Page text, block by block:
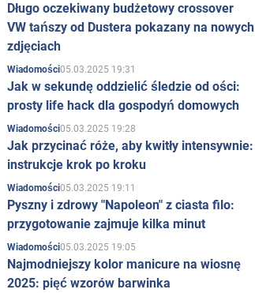
Długo oczekiwany budżetowy crossover
VW tańszy od Dustera pokazany na nowych
zdjęciach
Wiadomości05.03.2025 19:31
Jak w sekundę oddzielić śledzie od ości:
prosty life hack dla gospodyń domowych
Wiadomości05.03.2025 19:28
Jak przycinać róże, aby kwitły intensywnie:
instrukcje krok po kroku
Wiadomości05.03.2025 19:11
Pyszny i zdrowy "Napoleon" z ciasta filo:
przygotowanie zajmuje kilka minut
Wiadomości05.03.2025 19:05
Najmodniejszy kolor manicure na wiosnę
2025: pięć wzorów barwinka